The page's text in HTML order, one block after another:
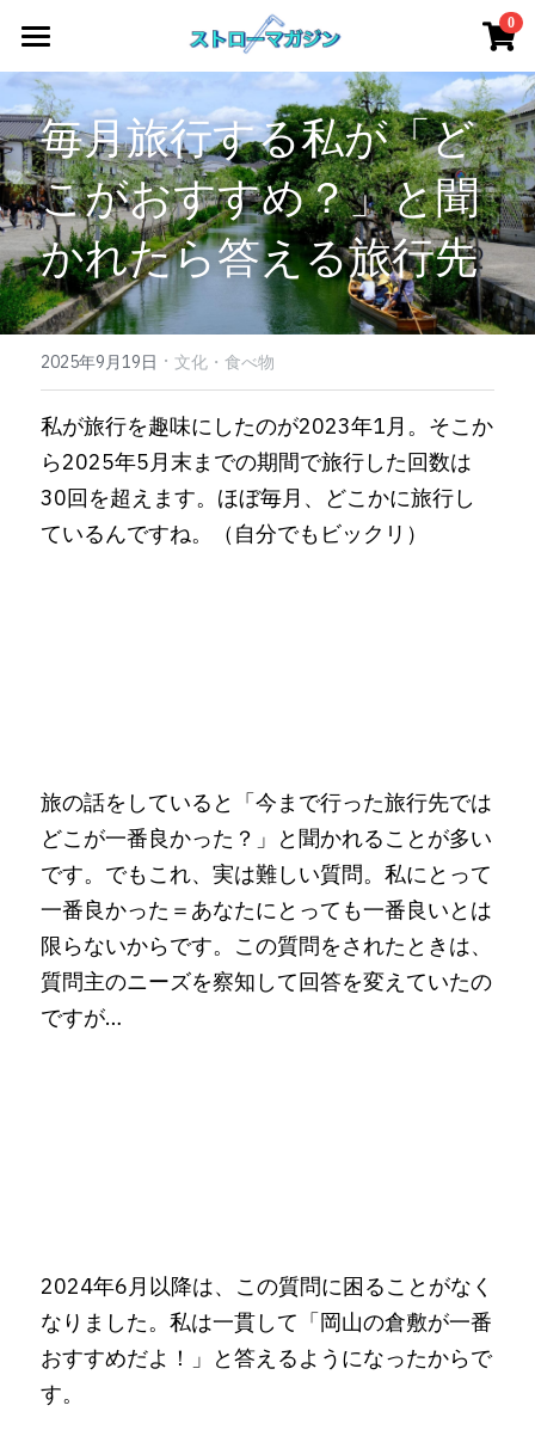
0
Home
アート
サステナブル / ESG
教養・文化
エンタメ
ファッション
デザイン
リカバリー/疲労回復
全記事アーカイブ
毎月旅行する私が「ど
こがおすすめ？」と聞
かれたら答える旅行先
2025年9月19日 · 文化・食べ物
私が旅行を趣味にしたのが2023年1月。そこか
ら2025年5月末までの期間で旅行した回数は
30回を超えます。ほぼ毎月、どこかに旅行し
ているんですね。（自分でもビックリ）
旅の話をしていると「今まで行った旅行先では
どこが一番良かった？」と聞かれることが多い
です。でもこれ、実は難しい質問。私にとって
一番良かった＝あなたにとっても一番良いとは
限らないからです。この質問をされたときは、
質問主のニーズを察知して回答を変えていたの
ですが…
2024年6月以降は、この質問に困ることがなく
なりました。私は一貫して「岡山の倉敷が一番
おすすめだよ！」と答えるようになったからで
す。
×
ストアカテゴリー
すべてのカテゴリー